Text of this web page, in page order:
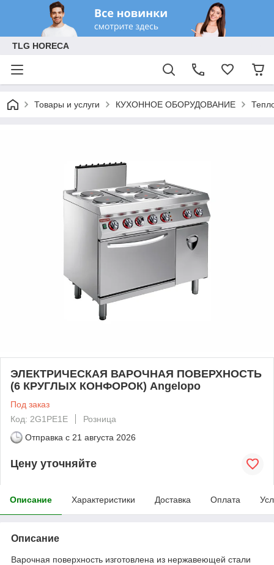
TLG HORECA
Товары и услуги КУХОННОЕ ОБОРУДОВАНИЕ
ЭЛЕКТРИЧЕСКАЯ ВАРОЧНАЯ ПОВЕРХНОСТЬ
(6 КРУГЛЫХ КОНФОРОК) Angelopo
Под заказ
Код: 2G1PE1E
Розница
Отправка с 21 августа 2026
Цену уточняйте
Описание Характеристики Доставка Оплата
Описание
Варочная поверхность изготовлена из нержавеющей стали